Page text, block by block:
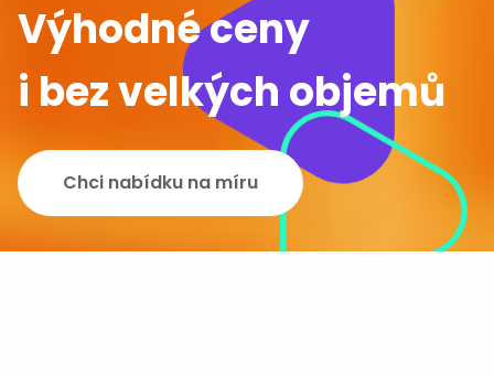
Výhodné ceny
i bez velkých objemů
Chci nabídku na míru